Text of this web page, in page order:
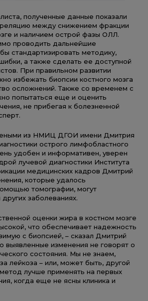
полученные данные показали
между снижением фракции
и наличием острой фазы ОЛЛ.
проводить дальнейшие
стандартизировать методику,
а также сделать ее доступной
При правильном развитии
избежать биопсии костного мозга
осложнений. Также со временем с
попытаться еще и оценить
не прибегая к болезненной
из НМИЦ ДГОИ имени Дмитрия
острого лимфобластного
удобен и информативен, уверен
лучевой диагностики Института
медицинских кадров Дмитрий
которые удалось
томографии, могут
заболеваниях.
оценки жира в костном мозге
что обеспечивает надежность
с биопсией, – сказал Дмитрий
выявленные изменения не говорят о
состояния. Мы не знаем,
лейкоза – или, может быть, другой
лучше применять на первых
когда еще не ясны клиника и